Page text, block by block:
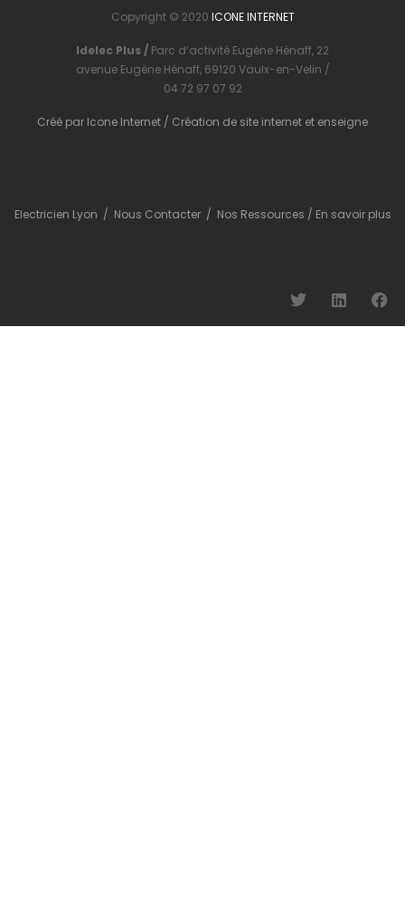
Copyright © 2020 ICONE INTERNET
Idelec Plus / Parc d’activité Eugène Hénaff, 22
avenue Eugène Hénaff, 69120 Vaulx-en-Velin /
04 72 97 07 92
Créé par Icone Internet / Création de site internet et enseigne
Electricien Lyon / Nous Contacter/ Nos Ressources / En savoir plus